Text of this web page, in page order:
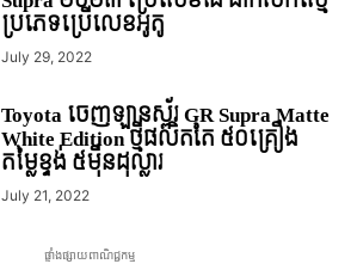
ប្រភេទប្រើលេខអូតូ
July 29, 2022
Toyota ចេញឡានស្ព័រ GR Supra Matte
White Edition ថ្មីផលិតតែ ៥០គ្រឿង
តម្លៃខ្ទង់ ៥ម៉ឺនដុល្លារ
July 21, 2022
ផ្ទាំងផ្សាយពាណិជ្ជកម្ម